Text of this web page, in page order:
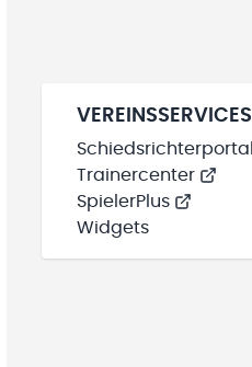
VEREINSSERVICES
Schiedsrichterportal
Trainercenter
SpielerPlus
Widgets